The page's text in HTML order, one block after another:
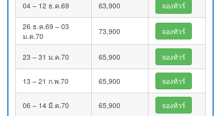
04 – 12 ธ.ค.69 63,900 จองทัวร์
26 ธ.ค.69 – 03
ม.ค.70
73,900 จองทัวร์
23 – 31 ม.ค.70 65,900 จองทัวร์
13 – 21 ก.พ.70 65,900 จองทัวร์
06 – 14 มี.ค.70 65,900 จองทัวร์